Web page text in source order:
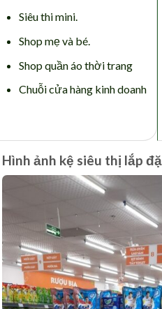
Siêu thi mini.
Shop mẹ và bé.
Shop quần áo thời trang
Chuỗi cửa hàng kinh doanh
Hình ảnh kệ siêu thị lắp